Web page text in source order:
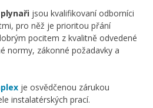
plynaři jsou kvalifikovaní odborníci
pro něž je prioritou přání
pocitem z kvalitně odvedené
normy, zákonné požadavky a
je osvědčenou zárukou
instalatérských prací.